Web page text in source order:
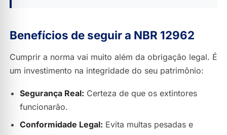
Benefícios de seguir a NBR 12962
Cumprir a norma vai muito além da obrigação legal. É
um investimento na integridade do seu patrimônio:
Segurança Real: Certeza de que os extintores
funcionarão.
Conformidade Legal: Evita multas pesadas e